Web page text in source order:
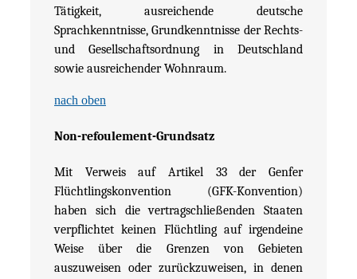
Tätigkeit, ausreichende deutsche
Sprachkenntnisse, Grundkenntnisse der Rechts-
und Gesellschaftsordnung in Deutschland
sowie ausreichender Wohnraum.
nach oben
Non-refoulement-Grundsatz
Mit Verweis auf Artikel 33 der Genfer
Flüchtlingskonvention (GFK-Konvention)
haben sich die vertragschließenden Staaten
verpflichtet keinen Flüchtling auf irgendeine
Weise über die Grenzen von Gebieten
auszuweisen oder zurückzuweisen, in denen